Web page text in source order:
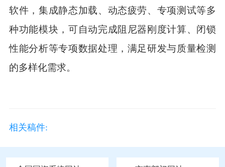
软件，集成静态加载、动态疲劳、专项测试等多
种功能模块，可自动完成阻尼器刚度计算、闭锁
性能分析等专项数据处理，满足研发与质量检测
的多样化需求。
相关稿件: